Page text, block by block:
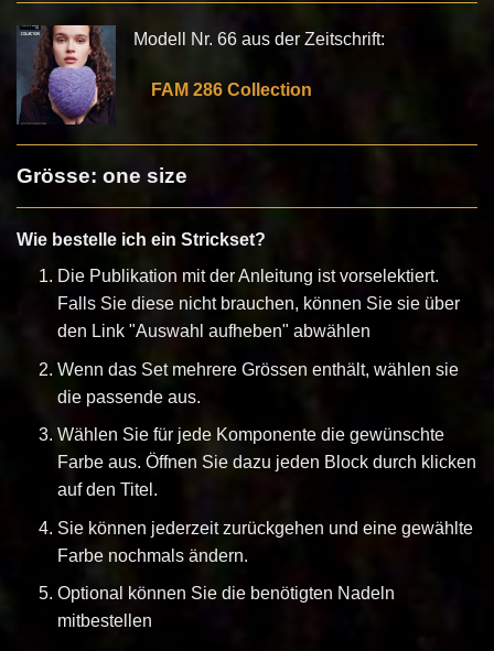
Modell Nr. 66 aus der Zeitschrift:
FAM 286 Collection
Grösse: one size
Wie bestelle ich ein Strickset?
Die Publikation mit der Anleitung ist vorselektiert.
Falls Sie diese nicht brauchen, können Sie sie über
den Link "Auswahl aufheben" abwählen
Wenn das Set mehrere Grössen enthält, wählen sie
die passende aus.
Wählen Sie für jede Komponente die gewünschte
Farbe aus. Öffnen Sie dazu jeden Block durch klicken
auf den Titel.
Sie können jederzeit zurückgehen und eine gewählte
Farbe nochmals ändern.
Optional können Sie die benötigten Nadeln
mitbestellen